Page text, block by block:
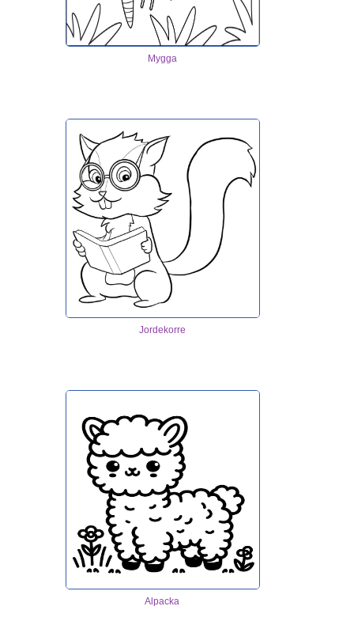
Mygga
Jordekorre
Alpacka